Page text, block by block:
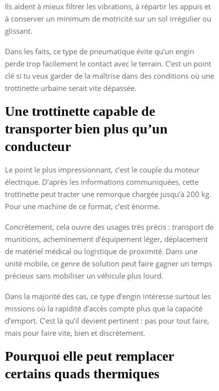
Ils aident à mieux filtrer les vibrations, à répartir les appuis et
à conserver un minimum de motricité sur un sol irrégulier ou
glissant.
Dans les faits, ce type de pneumatique évite qu’un engin
perde trop facilement le contact avec le terrain. C’est un point
clé si tu veux garder de la maîtrise dans des conditions où une
trottinette urbaine serait vite dépassée.
Une trottinette capable de
transporter bien plus qu’un
conducteur
Le point le plus impressionnant, c’est le couple du moteur
électrique. D’après les informations communiquées, cette
trottinette peut tracter une remorque chargée jusqu’à 200 kg.
Pour une machine de ce format, c’est énorme.
Concrètement, cela ouvre des usages très précis : transport de
munitions, acheminement d’équipement léger, déplacement
de matériel médical ou logistique de proximité. Dans une
unité mobile, ce genre de solution peut faire gagner un temps
précieux sans mobiliser un véhicule plus lourd.
Dans la majorité des cas, ce type d’engin intéresse surtout les
missions où la rapidité d’accès compte plus que la capacité
d’emport. C’est là qu’il devient pertinent : pas pour tout faire,
mais pour faire vite, bien et discrètement.
Pourquoi elle peut remplacer
certains quads thermiques